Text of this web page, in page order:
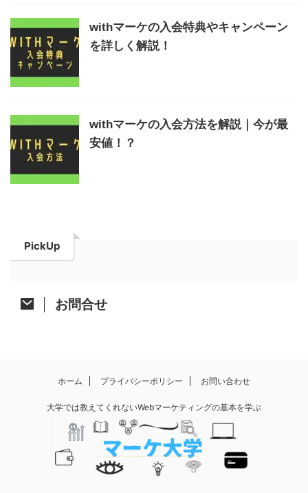
withマーケの入会特典やキャンペーン
を詳しく解説！
withマーケの入会方法を解説｜今が最
安値！？
PickUp
お問合せ
ホーム プライバシーポリシー お問い合わせ
大学では教えてくれないWebマーケティングの基本を学ぶ